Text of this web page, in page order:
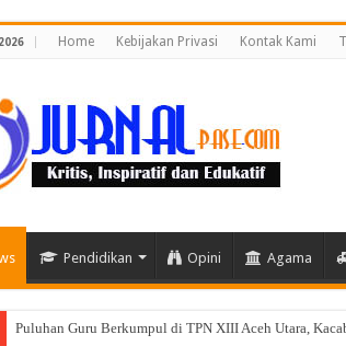
Home Kebijakan Privasi Kontak Kami
Pendidikan Opini Agama
Puluhan Guru Berkumpul di TPN XIII Aceh Utara,